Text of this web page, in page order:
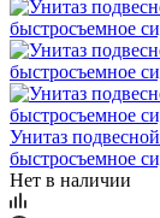
Унитаз
быстросъемное
Нет в наличии